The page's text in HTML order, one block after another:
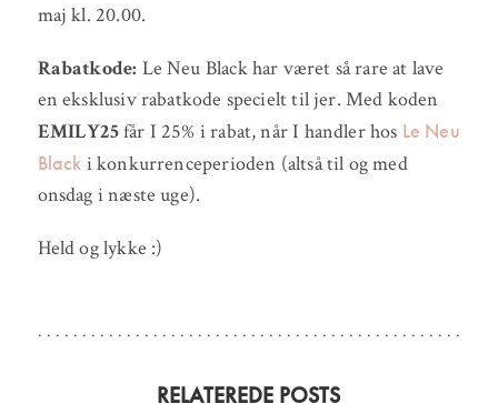
maj kl. 20.00.
Rabatkode: Le Neu Black har været så rare at lave
en eksklusiv rabatkode specielt til jer. Med koden
EMILY25får I 25% i rabat, når I handler hos Le Neu
Black i konkurrenceperioden (altså til og med
onsdag i næste uge).
Held og lykke :)
RELATEREDE POSTS